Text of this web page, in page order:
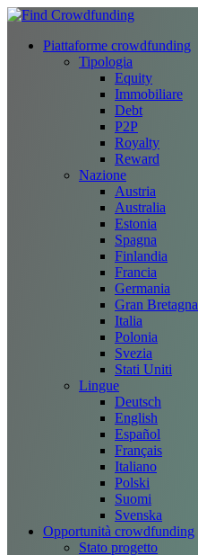
Piattaforme crowdfunding
Tipologia
Equity
Immobiliare
Debt
P2P
Royalty
Reward
Nazione
Austria
Australia
Estonia
Spagna
Finlandia
Francia
Germania
Gran Bretagna
Italia
Polonia
Svezia
Stati Uniti
Lingue
Deutsch
English
Español
Français
Italiano
Polski
Suomi
Svenska
Opportunità crowdfunding
Stato progetto